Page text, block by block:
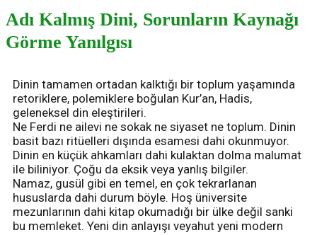
Adı Kalmış Dini, Sorunların Kaynağı
Görme Yanılgısı
Dinin tamamen ortadan kalktığı bir toplum yaşamında
retoriklere, polemiklere boğulan Kur’an, Hadis,
geleneksel din eleştirileri.
Ne Ferdi ne ailevi ne sokak ne siyaset ne toplum. Dinin
basit bazı ritüelleri dışında esamesi dahi okunmuyor.
Dinin en küçük ahkamları dahi kulaktan dolma malumat
ile biliniyor. Çoğu da eksik veya yanlış bilgiler.
Namaz, gusül gibi en temel, en çok tekrarlanan
hususlarda dahi durum böyle. Hoş üniversite
mezunlarının dahi kitap okumadığı bir ülke değil sanki
bu memleket. Yeni din anlayışı veyahut yeni modern